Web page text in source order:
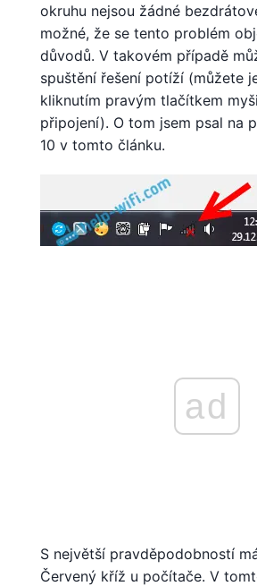
okruhu nejsou žádné
možné, že se tento problém
důvodů. V takovém případě
spuštění řešení potíží (můžete
kliknutím pravým tlačítkem
připojení). O tom jsem psal na
10 v tomto článku.
ad
S největší pravděpodobností
Červený kříž u počítače. V